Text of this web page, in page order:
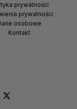
prywatności
prywatności
osobowe
Kontakt